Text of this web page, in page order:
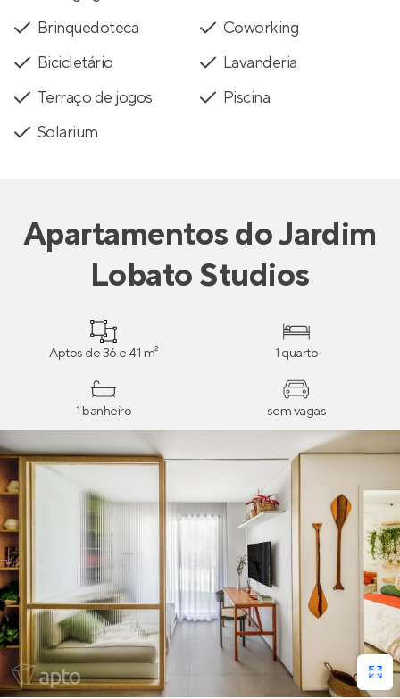
Brinquedoteca
Coworking
Bicicletário
Lavanderia
Terraço de jogos
Piscina
Solarium
ApartamentosdoJardim
Lobato Studios
Aptos de 36 e 41 m² 1 quarto
1 banheiro sem vagas